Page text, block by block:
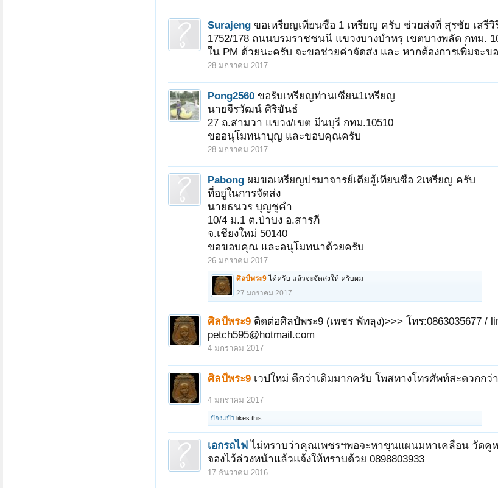
Surajeng ขอเหรียญเทียนซือ 1 เหรียญ ครับ ช่วยส่งที่ สุรชัย เสรีวิ
1752/178 ถนนบรมราชชนนี แขวงบางบำหรุ เขตบางพลัด กทม.
ใน PM ด้วยนะครับ จะขอช่วยค่าจัดส่ง และ หากต้องการเพิ่มจ
28 มกราคม 2017
Pong2560 ขอรับเหรียญท่านเซียน1เหรียญ
นายจีรวัฒน์ ศิริขันธ์
27 ถ.สามวา แขวง/เขต มีนบุรี กทม.10510
ขออนุโมทนาบุญ และขอบคุณครับ
28 มกราคม 2017
Pabong ผมขอเหรียญปรมาจารย์เตียฮู้เทียนซือ 2เหรียญ ครับ
ที่อยู่ในการจัดส่ง
นายธนวร บุญชูคำ
10/4 ม.1 ต.ป่าบง อ.สารภี
จ.เชียงใหม่ 50140
ขอขอบคุณ และอนุโมทนาด้วยครับ
26 มกราคม 2017
ศิลป์พระ9 ได้ครับ แล้วจะจัดส่งให้ ครับผม
27 มกราคม 2017
ศิลป์พระ9 ติดต่อศิลป์พระ9 (เพชร พัทลุง)>>> โทร:0863035677 /
petch595@hotmail.com
4 มกราคม 2017
ศิลป์พระ9 เวปใหม่ ดีกว่าเดิมมากครับ โพสทางโทรศัพท์สะดวกก
4 มกราคม 2017
บ้องแบ้ว likes this.
เอกรถไฟ ไม่ทราบว่าคุณเพชรฯพอจะหาขุนแผนมหาเคลื่อน วัดคู
จองไว้ล่วงหน้าแล้วแจ้งให้ทราบด้วย 0898803933
17 ธันวาคม 2016